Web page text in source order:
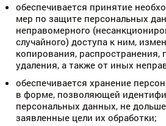
обеспечивается принятие
мер по защите персональных
неправомерного
случайного) доступа к ним,
копирования, распространения,
удаления, а также от иных
обеспечивается хранение
в форме, позволяющей
персональных данных, не
заявленные цели их обработки;